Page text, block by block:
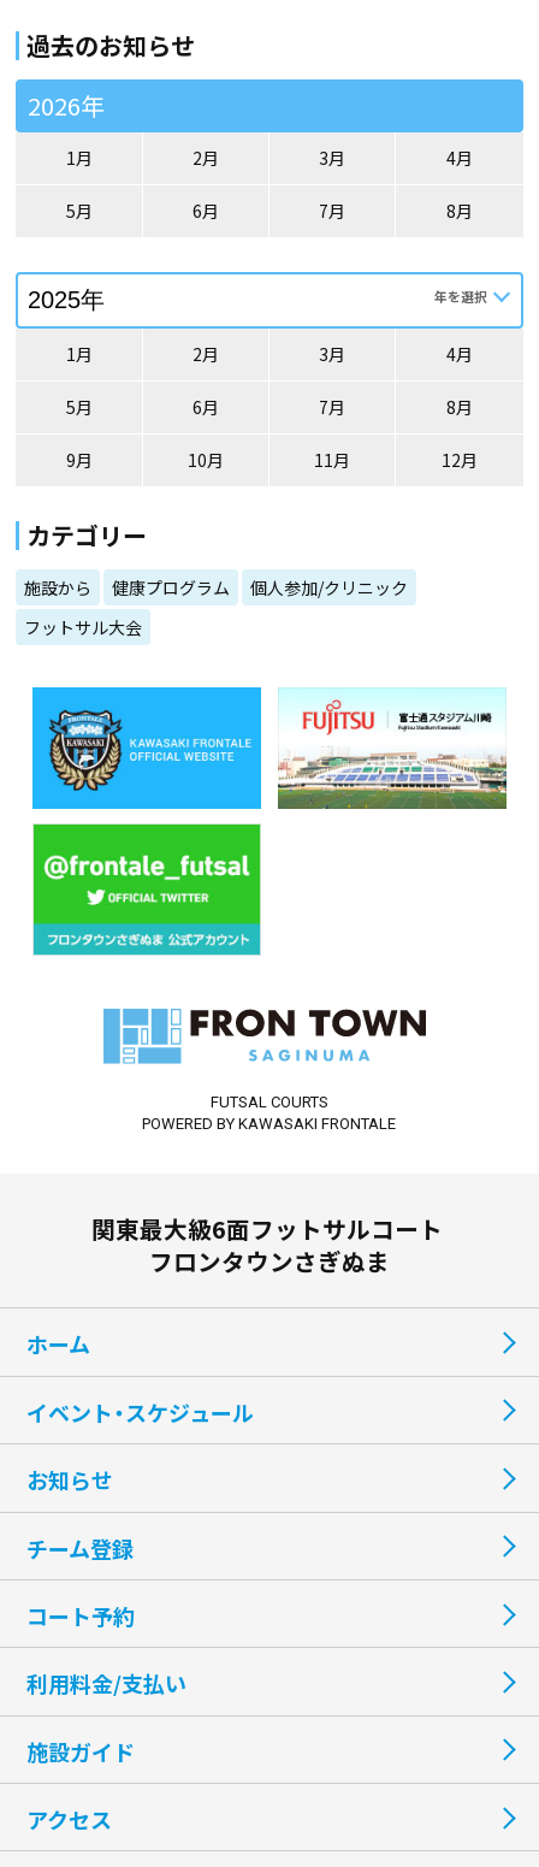
過去のお知らせ
2026年
1月 2月 3月 4月
5月 6月 7月 8月
1月 2月 3月 4月
5月 6月 7月 8月
9月 10月 11月 12月
カテゴリー
施設から 健康プログラム
個人参加/クリニック
フットサル大会
FUTSAL COURTS
POWERED BY KAWASAKI FRONTALE
関東最大級6面フットサルコート
フロンタウンさぎぬま
ホーム
イベント・スケジュール
お知らせ
チーム登録
コート予約
利用料金/支払い
施設ガイド
アクセス